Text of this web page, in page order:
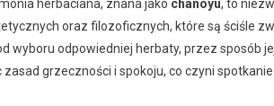
herbaciana, znana jako chanoyu, to
oraz filozoficznych, które są ściśle
wyboru odpowiedniej herbaty, przez sposób
grzeczności i spokoju, co czyni